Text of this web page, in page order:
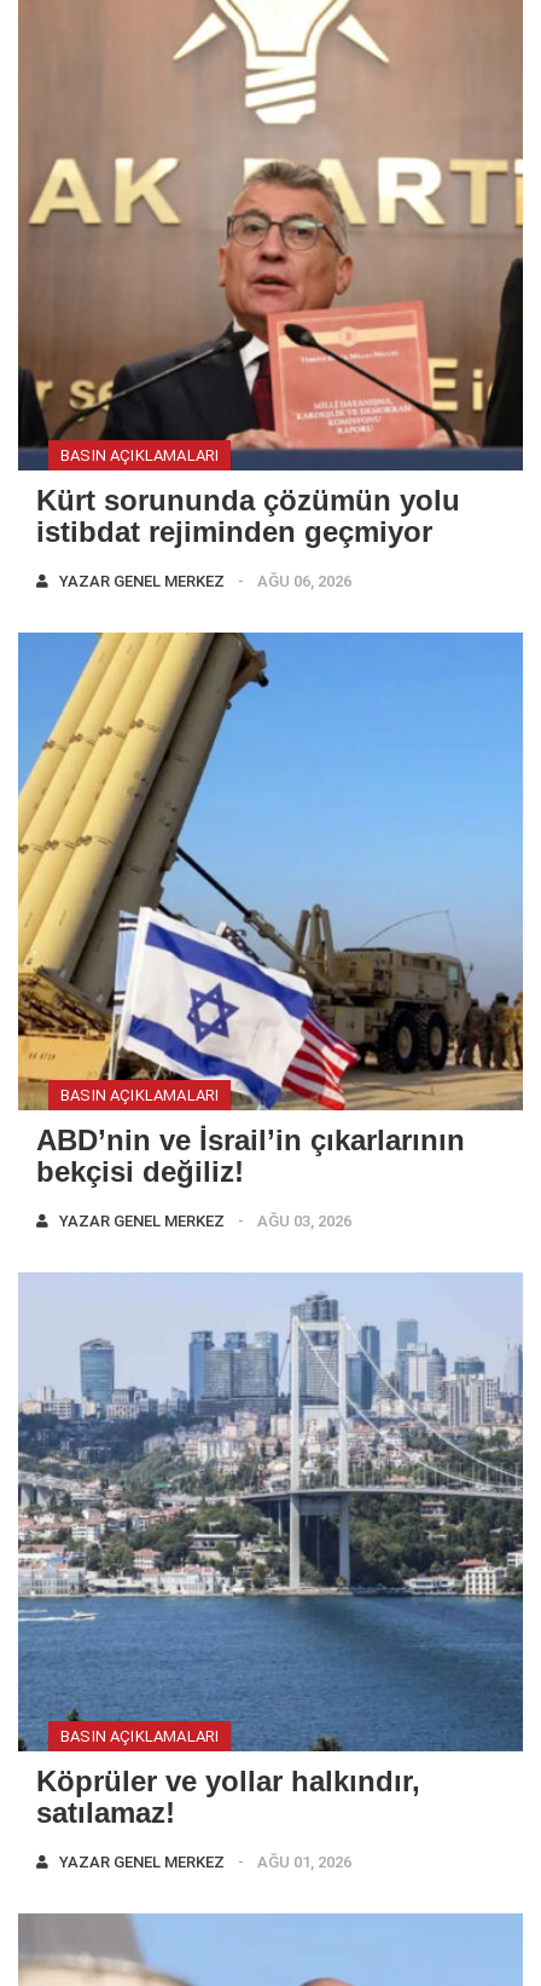
BASIN AÇIKLAMALARI
Kürt sorununda çözümün yolu
istibdat rejiminden geçmiyor
YAZAR GENEL MERKEZ AĞU 06, 2026
BASIN AÇIKLAMALARI
ABD’nin ve İsrail’in çıkarlarının
bekçisi değiliz!
YAZAR GENEL MERKEZ AĞU 03, 2026
BASIN AÇIKLAMALARI
Köprüler ve yollar halkındır,
satılamaz!
YAZAR GENEL MERKEZ AĞU 01, 2026